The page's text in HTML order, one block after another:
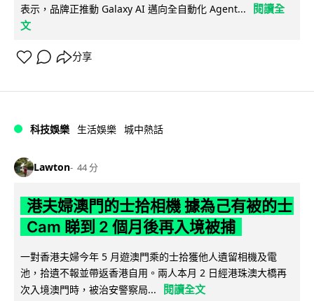
表示，品牌正推動 Galaxy AI 邁向全自動化 Agent...
閱讀全
文
分享
科技娛樂 生活娛樂 城中熱話
Lawton 44 分
港夫婦澳門的士拾相機 據為己有被的士
Cam 睇到 2 個月後再入境被捕
一對香港夫婦今年 5 月遊澳門乘的士拾獲他人遺留相機及電
池，拾遺不報並帶返香港自用。兩人本月 2 日經港珠澳大橋再
次入境澳門時，被治安警察局...
閱讀全文